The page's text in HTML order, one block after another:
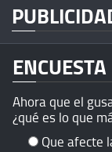
ENCUESTA
Ahora que el
¿qué es lo que
Que afecte